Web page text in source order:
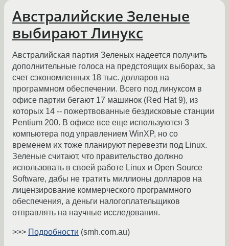
Австралийские Зеленые
выбирают Линукс
Австралийская партия Зеленых надеется получить
дополнительные голоса на предстоящих выборах, за
счет сэкономленных 18 тыс. долларов на
программном обеспечении. Всего под линуксом в
офисе партии бегают 17 машинок (Red Hat 9), из
которых 14 -- пожертвованные бездисковые станции
Pentium 200. В офисе все еще используются 3
компьютера под управлением WinXP, но со
временем их тоже планируют перевезти под Linux.
Зеленые считают, что правительство должно
использовать в своей работе Linux и Open Source
Software, дабы не тратить миллионы долларов на
лицензирование коммерческого программного
обеспечения, а деньги налогоплательщиков
отправлять на научные исследования.
>>> Подробности (smh.com.au)